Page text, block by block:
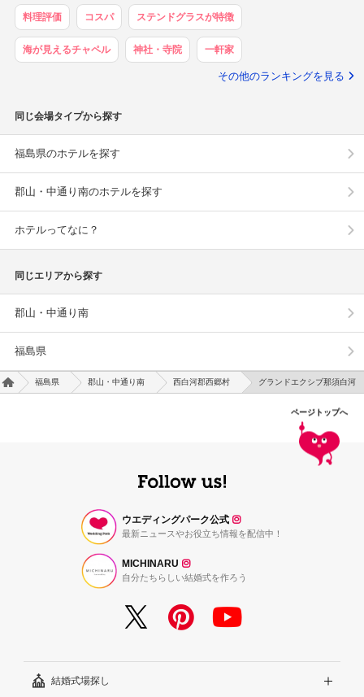
料理評価 コスパ ステンドグラスが特徴
海が見えるチャペル 神社・寺院 一軒家
その他のランキングを見る
同じ会場タイプから探す
福島県のホテルを探す
郡山・中通り南のホテルを探す
ホテルってなに？
同じエリアから探す
郡山・中通り南
福島県
福島県 郡山・中通り南 西白河郡西郷村 グランドエクシブ那須白河
ページトップへ
ウエディングパーク公式
最新ニュースやお役立ち情報を配信中！
MICHINARU
自分たちらしい結婚式を作ろう
結婚式場探し